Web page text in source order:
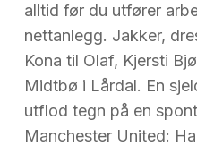
alltid før du utfører
nettanlegg. Jakker,
Kona til Olaf, Kjersti
Midtbø i Lårdal. En
utflod tegn på en
Manchester United: